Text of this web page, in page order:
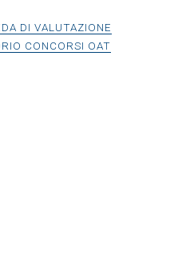
DI VALUTAZIONE
CONCORSI OAT